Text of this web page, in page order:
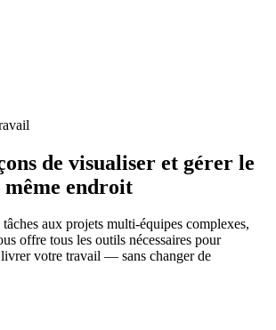
de visualiser et gérer le
endroit
aux projets multi-équipes complexes,
offre tous les outils nécessaires pour
votre travail — sans changer de